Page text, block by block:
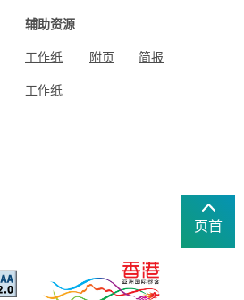
辅助资源
工作纸 附页
简报
工作纸
页首